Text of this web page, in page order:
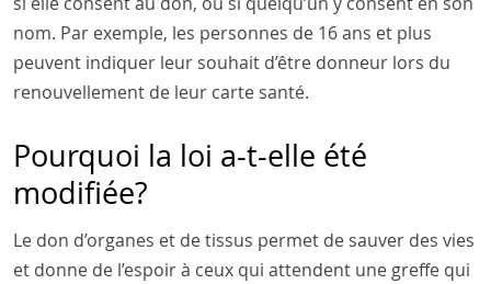
nom. Par exemple, les personnes de 16 ans et plus
peuvent indiquer leur souhait d’être donneur lors du
renouvellement de leur carte santé.
Pourquoi la loi a-t-elle été
modifiée?
Le don d’organes et de tissus permet de sauver des vies
et donne de l’espoir à ceux qui attendent une greffe qui